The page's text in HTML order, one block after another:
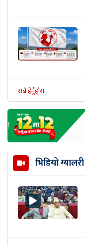
सबै हेर्नुहोस
भिडियो ग्यालरी